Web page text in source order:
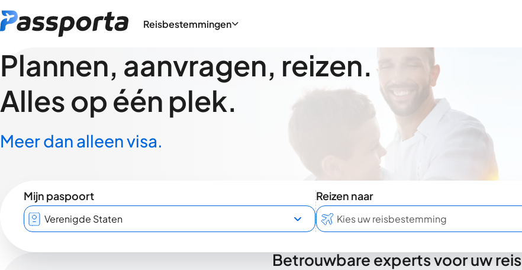
Reisbestemmingen
Plannen, aanvragen, reizen.
Alles op één plek.
Meer dan alleen visa.
Mijn paspoort
Reizen naar
Betrouwbare experts voor uw reis